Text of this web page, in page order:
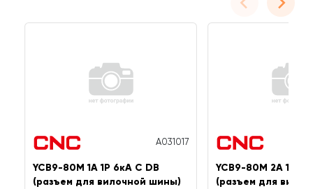
A031017
YCB9-80M 1А 1P 6кА C DB
(разъем для вилочной шины)
YCB9-80M 2А 1P
(разъем для